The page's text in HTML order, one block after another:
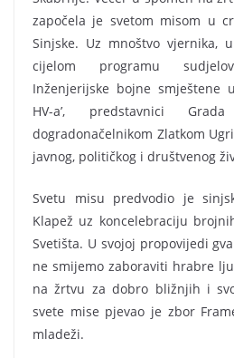
započela je svetom misom u
Sinjske. Uz mnoštvo vjernika,
cijelom programu
Inženjerijske bojne smještene
HV-a’, predstavnici
dogradonačelnikom Zlatkom
javnog, političkog i društvenog
Svetu misu predvodio je
Klapež uz koncelebraciju
Svetišta. U svojoj propovijedi
ne smijemo zaboraviti hrabre
na žrtvu za dobro bližnjih i
svete mise pjevao je zbor
mladeži.